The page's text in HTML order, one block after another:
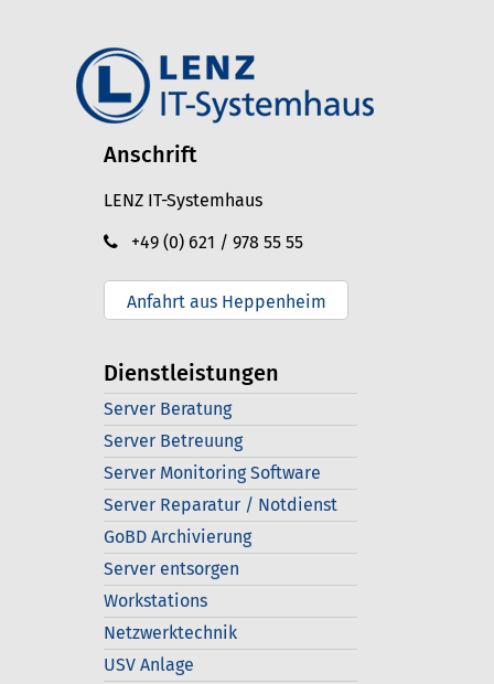
Anschrift
LENZ IT-Systemhaus
+49 (0) 621 / 978 55 55
Anfahrt aus Heppenheim
Dienstleistungen
Server Beratung
Server Betreuung
Server Monitoring Software
Server Reparatur / Notdienst
GoBD Archivierung
Server entsorgen
Workstations
Netzwerktechnik
USV Anlage